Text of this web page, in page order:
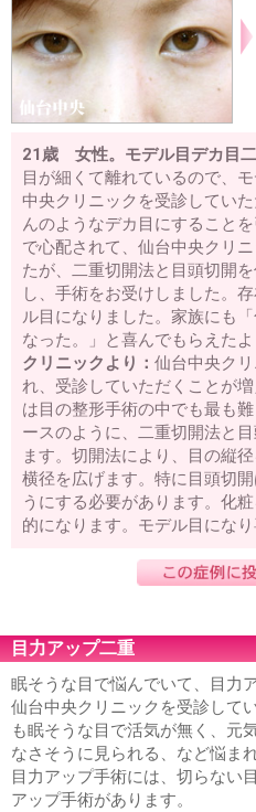
21歳 女性。モデル目デカ目
目が細くて離れているので、
中央クリニックを受診してい
んのようなデカ目にすること
で心配されて、仙台中央クリ
たが、二重切開法と目頭切開
し、手術をお受けしました。
ル目になりました。家族にも
なった。」と喜んでもらえたよ
クリニックより： 仙台中央ク
れ、受診していただくことが
は目の整形手術の中でも最も
ースのように、二重切開法と
ます。切開法により、目の縦
横径を広げます。特に目頭切
うにする必要があります。化
的になります。モデル目にな
目力アップ二重
眠そうな目で悩んでいて、目力
仙台中央クリニックを受診して
も眠そうな目で活気が無く、元
なさそうに見られる、など悩ま
目力アップ手術には、切らない
アップ手術があります。